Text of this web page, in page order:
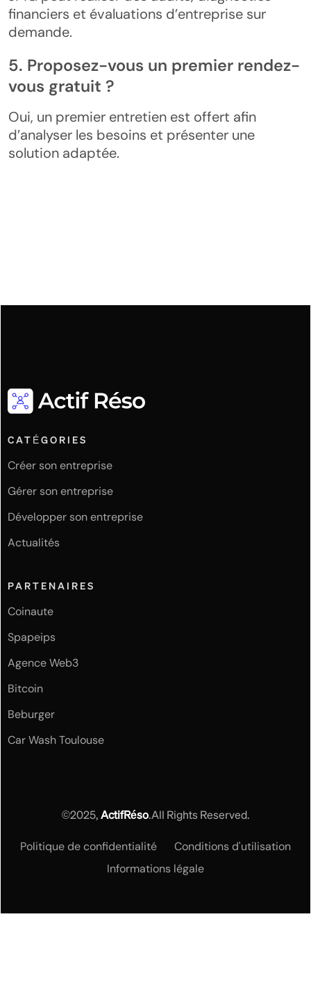
financiers et évaluations d’entreprise sur
demande.
5. Proposez-vous un premier rendez-
vous gratuit ?
Oui, un premier entretien est offert afin
d’analyser les besoins et présenter une
solution adaptée.
CATÉGORIES
Créer son entreprise
Gérer son entreprise
Développer son entreprise
Actualités
PARTENAIRES
Coinaute
Spapeips
Agence Web3
Bitcoin
Beburger
Car Wash Toulouse
©2025,ActifRéso.All Rights Reserved.
Politique de confidentialité
Conditions d'utilisation
Informations légale